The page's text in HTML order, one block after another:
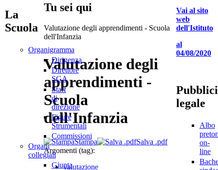
Tu sei qui
Valutazione degli apprendimenti - Scuola
dell'Infanzia
Valutazione degli
apprendimenti -
Scuola
dell'Infanzia
Stampa
Salva .pdf
Argomenti (tag):
valutazione
La
Scuola
Organigramma
Dirigenza
Direttore
SGA
Staff
di
direzione
Figure
Strumentali
Commissioni
Organi
collegiali
Giunta
Vai al sito
web
dell'Istituto
al
04/08/2020
legale
Albo
on-
line